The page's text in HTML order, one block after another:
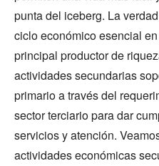
punta del iceberg. La
ciclo económico esencial
principal productor de
actividades secundarias
primario a través del
sector terciario para dar
servicios y atención.
actividades económicas